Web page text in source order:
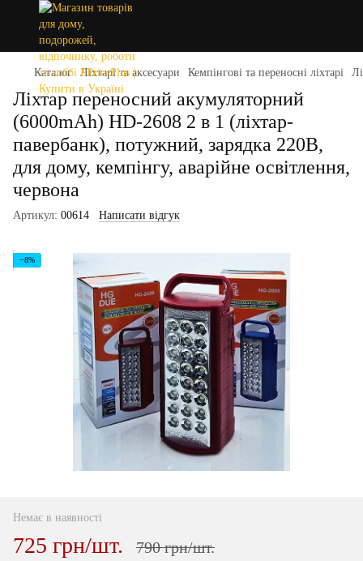
Каталог Ліхтарі та аксесуари Кемпінгові та переносні ліхтарі
Ліхтар переносний акумуляторний
(6000mAh) HD-2608 2 в 1 (ліхтар-
павербанк), потужний, зарядка 220В,
для дому, кемпінгу, аварійне освітлення,
червона
Артикул: 00614 Написати відгук
−8%
Немає в наявності
725 грн/шт. 790 грн/шт.